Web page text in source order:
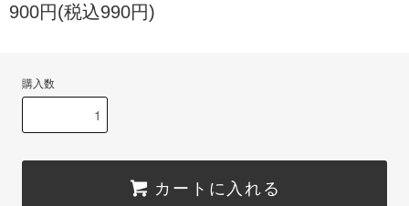
900円(税込990円)
購入数
カートに入れる